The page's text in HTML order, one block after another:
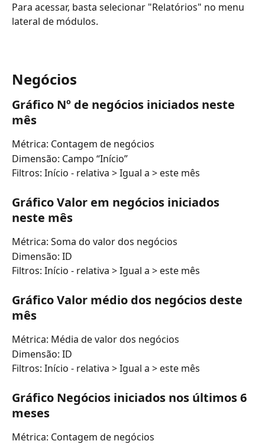
Para acessar, basta selecionar "Relatórios" no menu
lateral de módulos.
Negócios
Gráfico Nº de negócios iniciados neste
mês
Métrica: Contagem de negócios
Dimensão: Campo “Início”
Filtros: Início - relativa > Igual a > este mês
Gráfico Valor em negócios iniciados
neste mês
Métrica: Soma do valor dos negócios
Dimensão: ID
Filtros: Início - relativa > Igual a > este mês
Gráfico Valor médio dos negócios deste
mês
Métrica: Média de valor dos negócios
Dimensão: ID
Filtros: Início - relativa > Igual a > este mês
Gráfico Negócios iniciados nos últimos 6
meses
Métrica: Contagem de negócios